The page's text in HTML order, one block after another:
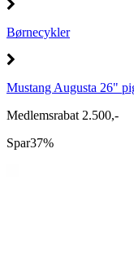
Børnecykler
Mustang Augusta 26"
Medlemsrabat 2.500,-
Spar37%